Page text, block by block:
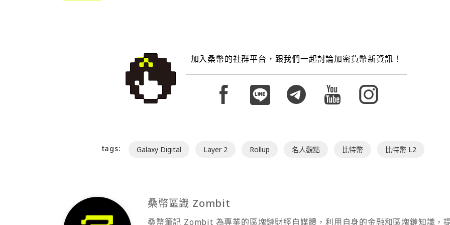
加入桑幣的社群平台，跟我們一起討論加密貨幣新資訊！
tags: Galaxy Digital Layer 2 Rollup 名人觀點 比特幣 比特幣 L2
桑幣區識 Zombit
桑幣筆記 Zombit 為專業的區塊鏈財經自媒體，利用自身的金融和區塊鏈知識，